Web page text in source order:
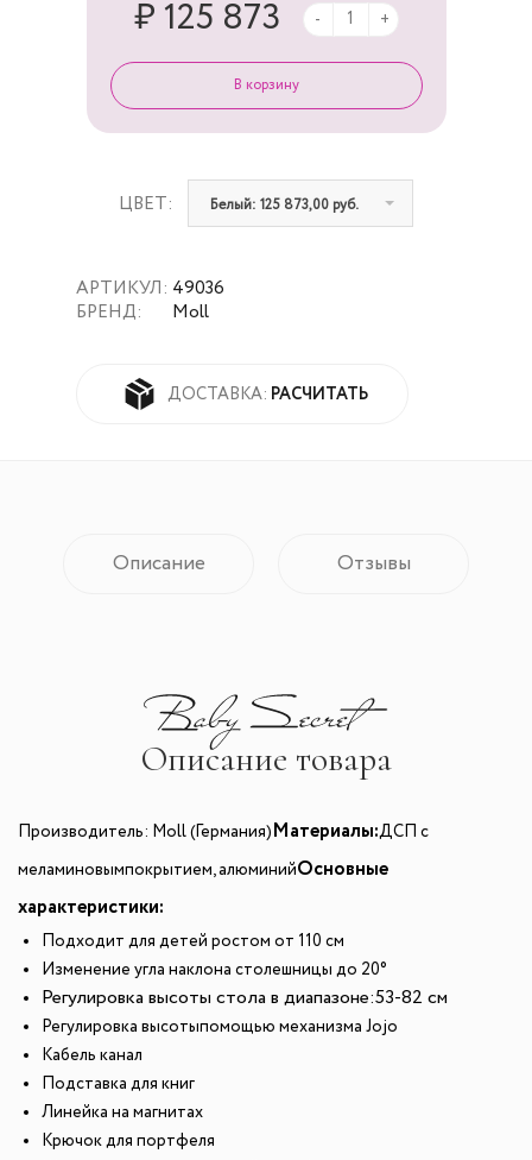
АРТИКУЛ:
БРЕНД:
49036
Moll
ДОСТАВКА: РАСЧИТАТЬ
ЦВЕТ: Белый: 125 873,00 руб.
₽ 125 873 - +
Описание Отзывы
Описание товара
Производитель: Moll (Германия) Материалы:ДСП с
меламиновымпокрытием, алюминийОсновные
характеристики:
Подходит для детей ростом от 110 см
Изменение угла наклона столешницы до 20°
Регулировка высоты стола в диапазоне:53-82 см
Регулировка высотыпомощью механизма Jojo
Кабель канал
Подставка для книг
Линейка на магнитах
Крючок для портфеля